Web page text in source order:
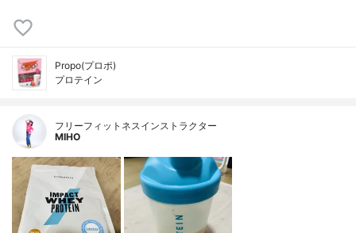
Propo(プロポ)
プロテイン
フリーフィットネスインストラクター
MIHO